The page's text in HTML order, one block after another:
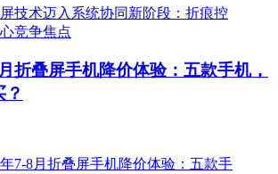
折叠屏手机降价体验：五款手机，
？